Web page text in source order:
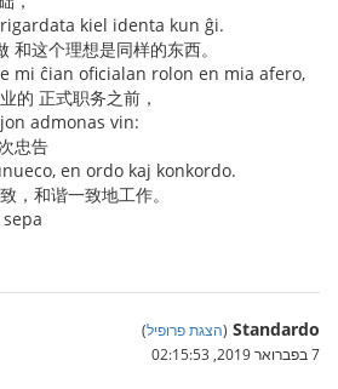
kiel identa kun ĝi.
和这个理想是同样的东西。
mi ĉian oficialan rolon en mia afero,
的 正式职务之前，
admonas vin:
忠告
en ordo kaj konkordo.
，和谐一致地工作。
Standardo
(הצגת פרופיל)
7 בפברואר 2019, 02:15:53